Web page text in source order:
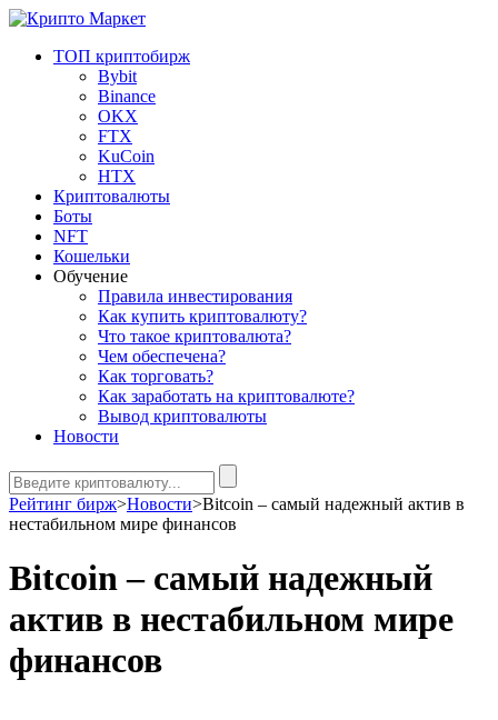
ТОП криптобирж
Bybit
Binance
OKX
FTX
KuCoin
HTX
Криптовалюты
Боты
NFT
Кошельки
Обучение
Правила инвестирования
Как купить криптовалюту?
Что такое криптовалюта?
Чем обеспечена?
Как торговать?
Как заработать на криптовалюте?
Вывод криптовалюты
Новости
Рейтинг бирж>Новости>Bitcoin – самый надежный актив в
нестабильном мире финансов
Bitcoin – самый надежный
актив в нестабильном мире
финансов